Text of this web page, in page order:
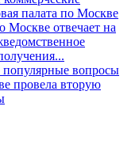
палата по Москве
Москве отвечает на
популярные вопросы
провела вторую